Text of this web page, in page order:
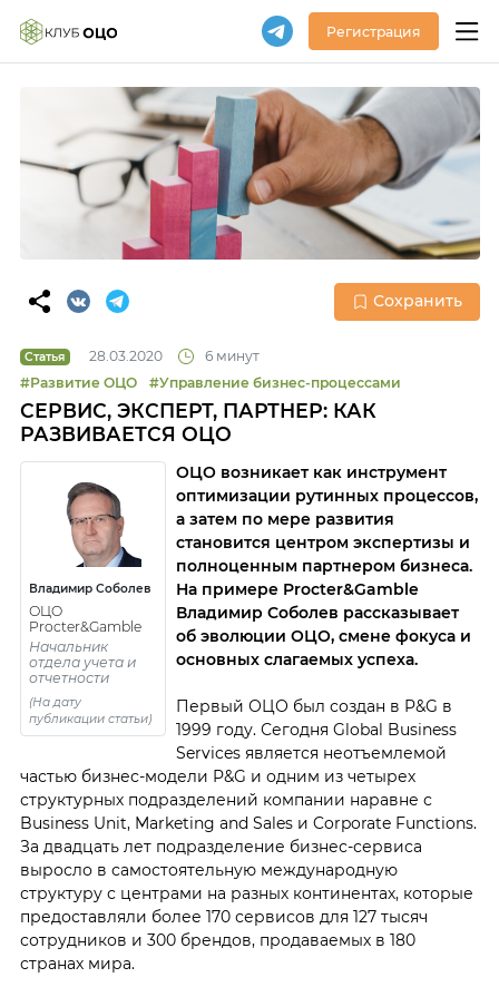
Регистрация
Сохранить
Статья 28.03.2020
6 минут
#Развитие ОЦО
#Управление бизнес-процессами
СЕРВИС, ЭКСПЕРТ, ПАРТНЕР: КАК
РАЗВИВАЕТСЯ ОЦО
Владимир Соболев
ОЦO
Procter&Gamble
Начальник
отдела учета и
отчетности
(На дату
публикации статьи)
ОЦО возникает как инструмент
оптимизации рутинных процессов,
а затем по мере развития
становится центром экспертизы и
полноценным партнером бизнеса.
На примере Procter&Gamble
Владимир Соболев рассказывает
об эволюции ОЦО, смене фокуса и
основных слагаемых успеха.
Первый ОЦО был создан в P&G в
1999 году. Сегодня Global Business
Services является неотъемлемой
частью бизнес-модели P&G и одним из четырех
структурных подразделений компании наравне с
Business Unit, Marketing and Sales и Corporate Functions.
За двадцать лет подразделение бизнес-сервиса
выросло в самостоятельную международную
структуру с центрами на разных континентах, которые
предоставляли более 170 сервисов для 127 тысяч
сотрудников и 300 брендов, продаваемых в 180
странах мира.